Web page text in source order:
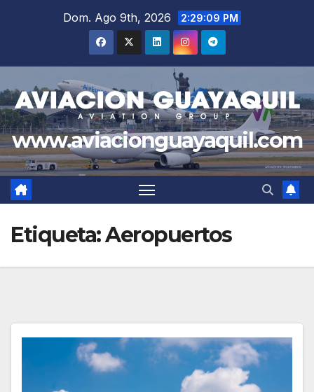
Dom. Ago 9th, 2026 2:29:10 PM
www.aviacionguayaquil.com
Etiqueta:Aeropuertos